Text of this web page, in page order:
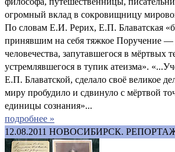
огромный вклад в сокровищницу
По словам Е.И. Рерих, Е.П. Блаватская
принявшим на себя тяжкое Поручение —
человечества, запутавшегося в мёртвых
устремлявшегося в тупик атеизма».
Е.П. Блаватской, сделало своё великое
миру пробудило и сдвинуло с мёртвой
единицы сознания»...
подробнее »
12.08.2011 НОВОСИБИРСК.